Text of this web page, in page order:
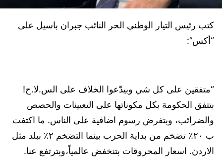
كتب رئيس التيار الوطني الحر النائب جبران باسيل على
“أكس”:
“متفقين على كل شي وبيدّعوا الخلاف على الس.لا.ح!
بتتفق الحكومة بكل مكوناتها على التعيينات والحصص
والضرائب، وبتفرض رسوم اضافية على الناس. ما اكتفت
ب ٢٠٪ تضخم من بداية الحرب بينما التضخم ٢٪ ببلد مثل
الاردن. اسعار المحروقات بتنخفض عالمياً،وبترتفع عنا.